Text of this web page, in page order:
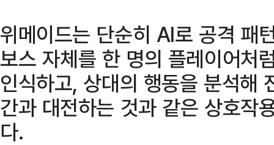
위메이드는 단순히 AI로 공격 패
보스 자체를 한 명의 플레이어처
인식하고, 상대의 행동을 분석해
간과 대전하는 것과 같은 상호작
다.